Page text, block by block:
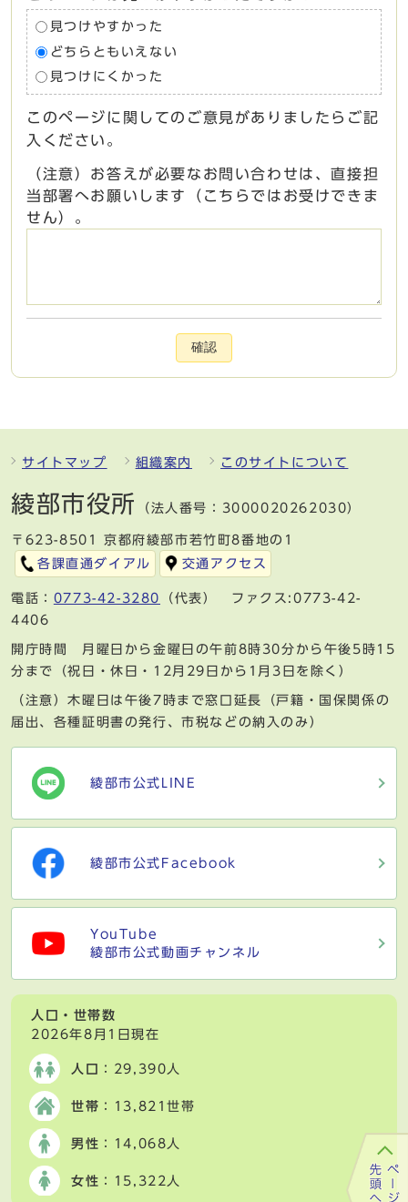
見つけやすかった
どちらともいえない
見つけにくかった
このページに関してのご意見がありましたらご記
入ください。
（注意）お答えが必要なお問い合わせは、直接担
当部署へお願いします（こちらではお受けできま
せん）。
確認
サイトマップ 組織案内 このサイトについて
綾部市役所 （法人番号：3000020262030）
〒623-8501 京都府綾部市若竹町8番地の1
各課直通ダイアル
交通アクセス
電話： 0773-42-3280
（代表） ファクス:0773-42-
4406
開庁時間 月曜日から金曜日の午前8時30分から午後5時15
分まで（祝日・休日・12月29日から1月3日を除く）
（注意）木曜日は午後7時まで窓口延長（戸籍・国保関係の
届出、各種証明書の発行、市税などの納入のみ）
綾部市公式LINE
綾部市公式Facebook
YouTube
綾部市公式動画チャンネル
人口・世帯数
2026年8月1日現在
人口 ：29,390人
世帯 ：13,821世帯
男性 ：14,068人
女性 ：15,322人